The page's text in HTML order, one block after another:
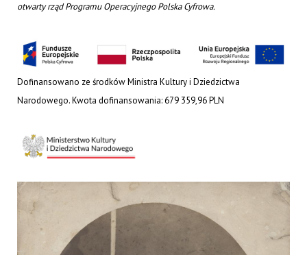
otwarty rząd Programu Operacyjnego Polska Cyfrowa.
Dofinansowano ze środków Ministra Kultury i Dziedzictwa
Narodowego. Kwota dofinansowania: 679 359,96 PLN